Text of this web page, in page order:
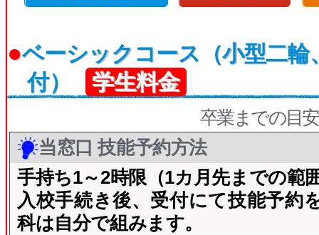
●ベーシックコース（小型二輪
付）
学生料金
卒業までの目
当窓口 技能予約方法
手持ち1～2時限（1カ月先までの範
入校手続き後、受付にて技能予約
科は自分で組みます。